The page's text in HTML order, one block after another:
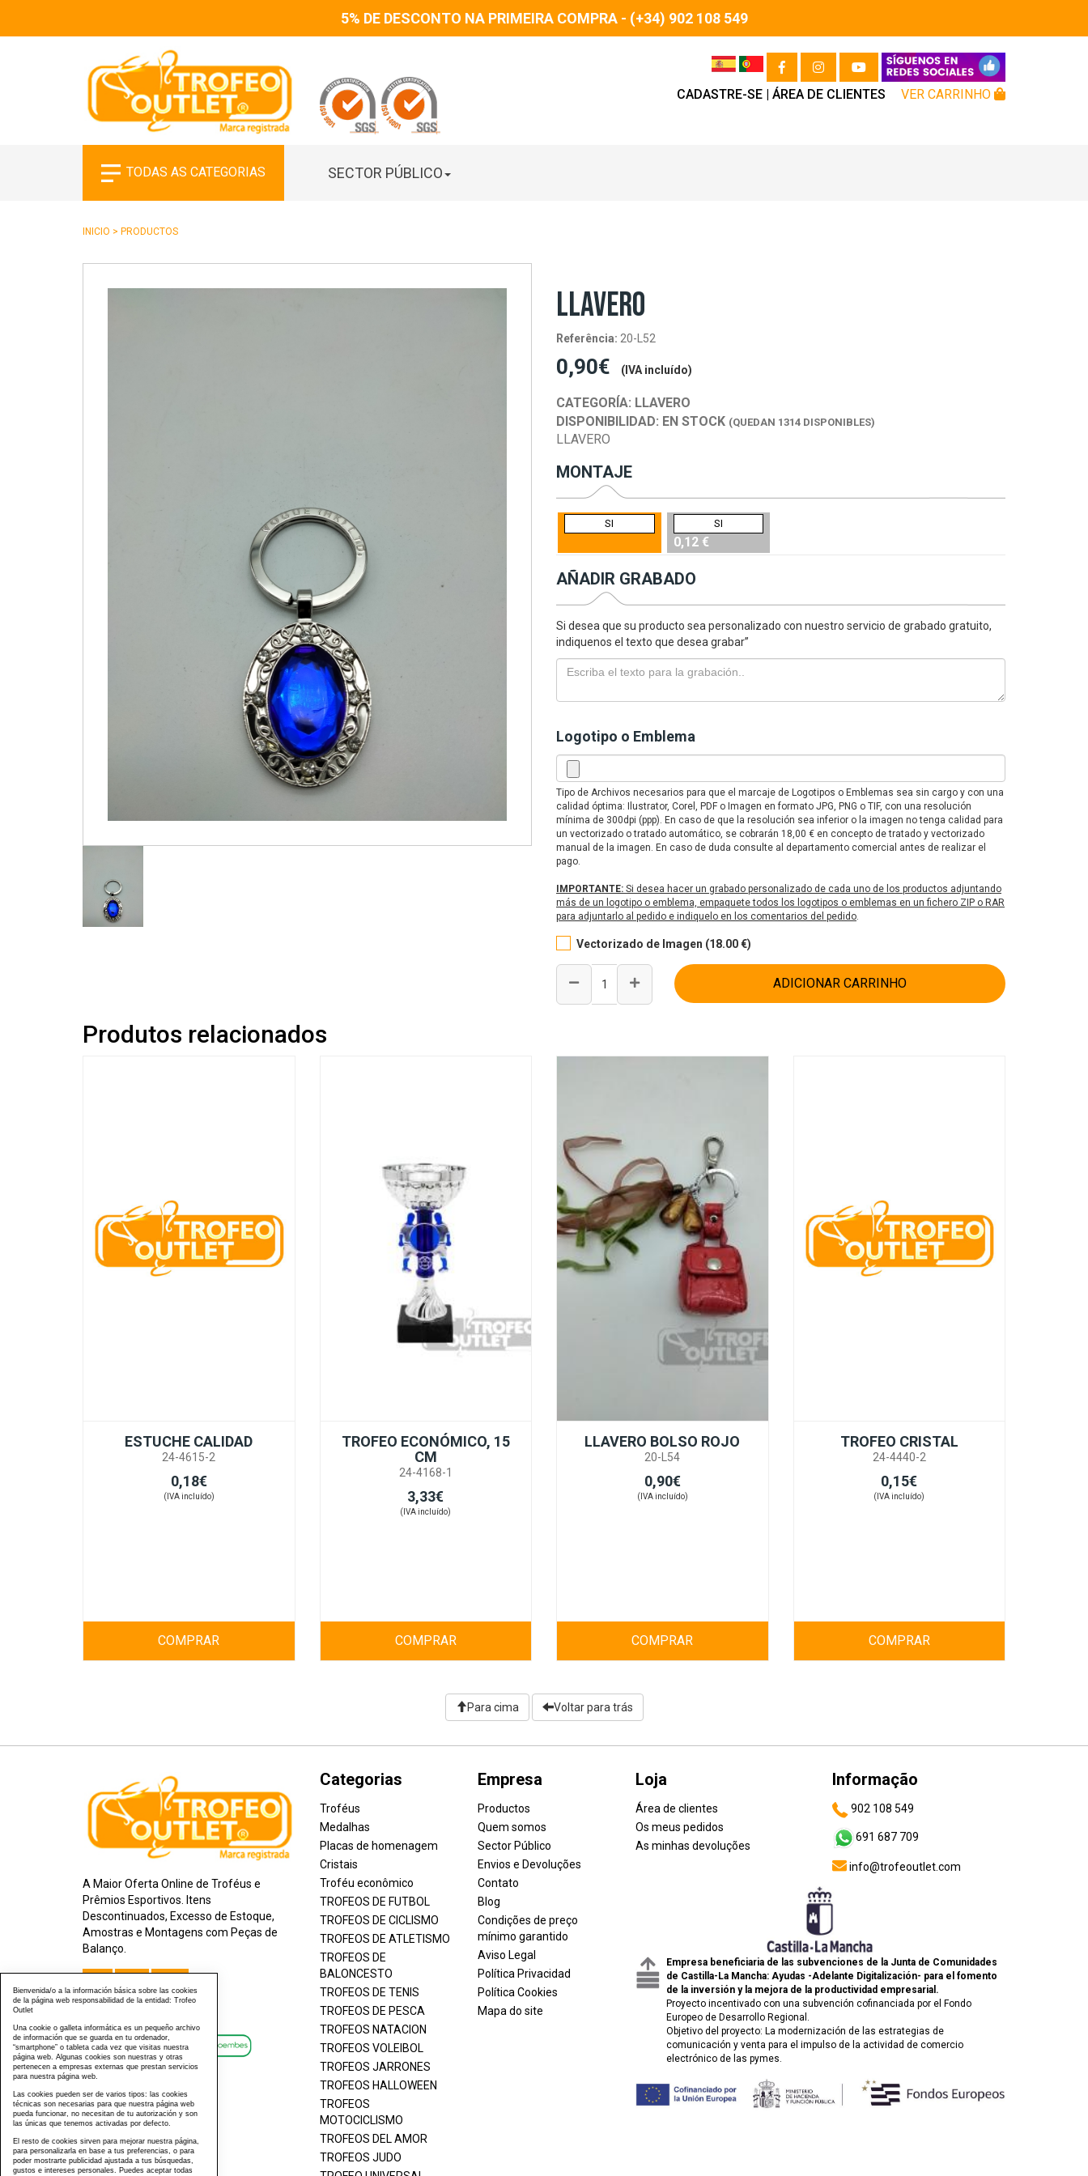
5% DE DESCONTO NA PRIMEIRA COMPRA - (+34) 902 108 549
CADASTRE-SE | ÁREA DE CLIENTES VER CARRINHO
TODAS AS CATEGORIAS SECTOR PÚBLICO
INICIO > PRODUCTOS
LLAVERO
Referência: 20-L52
0,90€ (IVA incluído)
CATEGORÍA: LLAVERO
DISPONIBILIDAD: EN STOCK (QUEDAN 1314 DISPONIBLES)
LLAVERO
MONTAJE
SI SI
0,12 €
AÑADIR GRABADO
Si desea que su producto sea personalizado con nuestro servicio de grabado gratuito,
indiquenos el texto que desea grabar”
Logotipo o Emblema
Tipo de Archivos necesarios para que el marcaje de Logotipos o Emblemas sea sin cargo y con una
calidad óptima: Ilustrator, Corel, PDF o Imagen en formato JPG, PNG o TIF, con una resolución
mínima de 300dpi (ppp). En caso de que la resolución sea inferior o la imagen no tenga calidad para
un vectorizado o tratado automático, se cobrarán 18,00 € en concepto de tratado y vectorizado
manual de la imagen. En caso de duda consulte al departamento comercial antes de realizar el
pago.
IMPORTANTE: Si desea hacer un grabado personalizado de cada uno de los productos adjuntando
más de un logotipo o emblema, empaquete todos los logotipos o emblemas en un fichero ZIP o RAR
para adjuntarlo al pedido e indiquelo en los comentarios del pedido.
Vectorizado de Imagen (18.00 €)
ADICIONAR CARRINHO
Produtos relacionados
ESTUCHE CALIDAD
24-4615-2
0,18€
(IVA incluído)
COMPRAR
TROFEO ECONÓMICO, 15
CM
24-4168-1
3,33€
(IVA incluído)
COMPRAR
LLAVERO BOLSO ROJO
20-L54
0,90€
(IVA incluído)
COMPRAR
TROFEO CRISTAL
24-4440-2
0,15€
(IVA incluído)
COMPRAR
Para cima Voltar para trás
A Maior Oferta Online de Troféus e
Prêmios Esportivos. Itens
Descontinuados, Excesso de Estoque,
Amostras e Montagens com Peças de
Balanço.
Categorias
Troféus
Medalhas
Placas de homenagem
Cristais
Troféu econômico
TROFEOS DE FUTBOL
TROFEOS DE CICLISMO
TROFEOS DE ATLETISMO
TROFEOS DE
BALONCESTO
TROFEOS DE TENIS
TROFEOS DE PESCA
TROFEOS NATACION
TROFEOS VOLEIBOL
TROFEOS JARRONES
TROFEOS HALLOWEEN
TROFEOS
MOTOCICLISMO
TROFEOS DEL AMOR
TROFEOS JUDO
Empresa
Productos
Quem somos
Sector Público
Envios e Devoluções
Contato
Blog
Condições de preço
mínimo garantido
Aviso Legal
Política Privacidad
Política Cookies
Mapa do site
Loja
Área de clientes
Os meus pedidos
As minhas devoluções
Informação
902 108 549
691 687 709
info@trofeoutlet.com
Empresa beneficiaria de las subvenciones de la Junta de Comunidades
de Castilla-La Mancha: Ayudas -Adelante Digitalización- para el fomento
de la inversión y la mejora de la productividad empresarial.
Proyecto incentivado con una subvención cofinanciada por el Fondo
Europeo de Desarrollo Regional.
Objetivo del proyecto: La modernización de las estrategias de
comunicación y venta para el impulso de la actividad de comercio
electrónico de las pymes.
Bienvenida/o a la información básica sobre las cookies
de la página web responsabilidad de la entidad: Trofeo
Outlet
Una cookie o galleta informática es un pequeño archivo
de información que se guarda en tu ordenador,
“smartphone” o tableta cada vez que visitas nuestra
página web. Algunas cookies son nuestras y otras
pertenecen a empresas externas que prestan servicios
para nuestra página web.
Las cookies pueden ser de varios tipos: las cookies
técnicas son necesarias para que nuestra página web
pueda funcionar, no necesitan de tu autorización y son
las únicas que tenemos activadas por defecto.
El resto de cookies sirven para mejorar nuestra página,
para personalizarla en base a tus preferencias, o para
poder mostrarte publicidad ajustada a tus búsquedas,
gustos e intereses personales. Puedes aceptar todas